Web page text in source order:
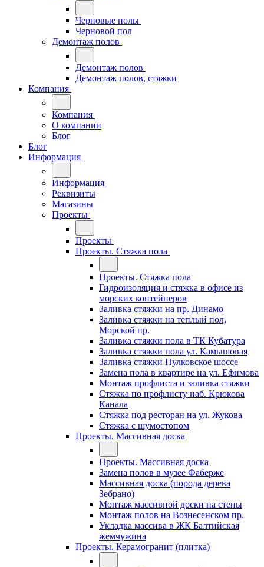
Черновые полы
Черновой пол
Демонтаж полов
Демонтаж полов
Демонтаж полов, стяжки
Компания
Компания
О компании
Блог
Блог
Информация
Информация
Реквизиты
Магазины
Проекты
Проекты
Проекты. Стяжка пола
Проекты. Стяжка пола
Гидроизоляция и стяжка в офисе из
морских контейнеров
Заливка стяжки на пр. Динамо
Заливка стяжки на теплый пол,
Морской пр.
Заливка стяжки пола в ТК Кубатура
Заливка стяжки пола ул. Камышовая
Заливка стяжки Пулковское шоссе
Замена пола в квартире на ул. Ефимова
Монтаж профлиста и заливка стяжки
Стяжка по профлисту наб. Крюкова
Канала
Стяжка под ресторан на ул. Жукова
Стяжка с шумостопом
Проекты. Массивная доска
Проекты. Массивная доска
Замена полов в музее Фаберже
Массивная доска (порода дерева
Зебрано)
Монтаж массивной доски на стены
Монтаж полов на Вознесенском пр.
Укладка массива в ЖК Балтийская
жемчужина
Проекты. Керамогранит (плитка)